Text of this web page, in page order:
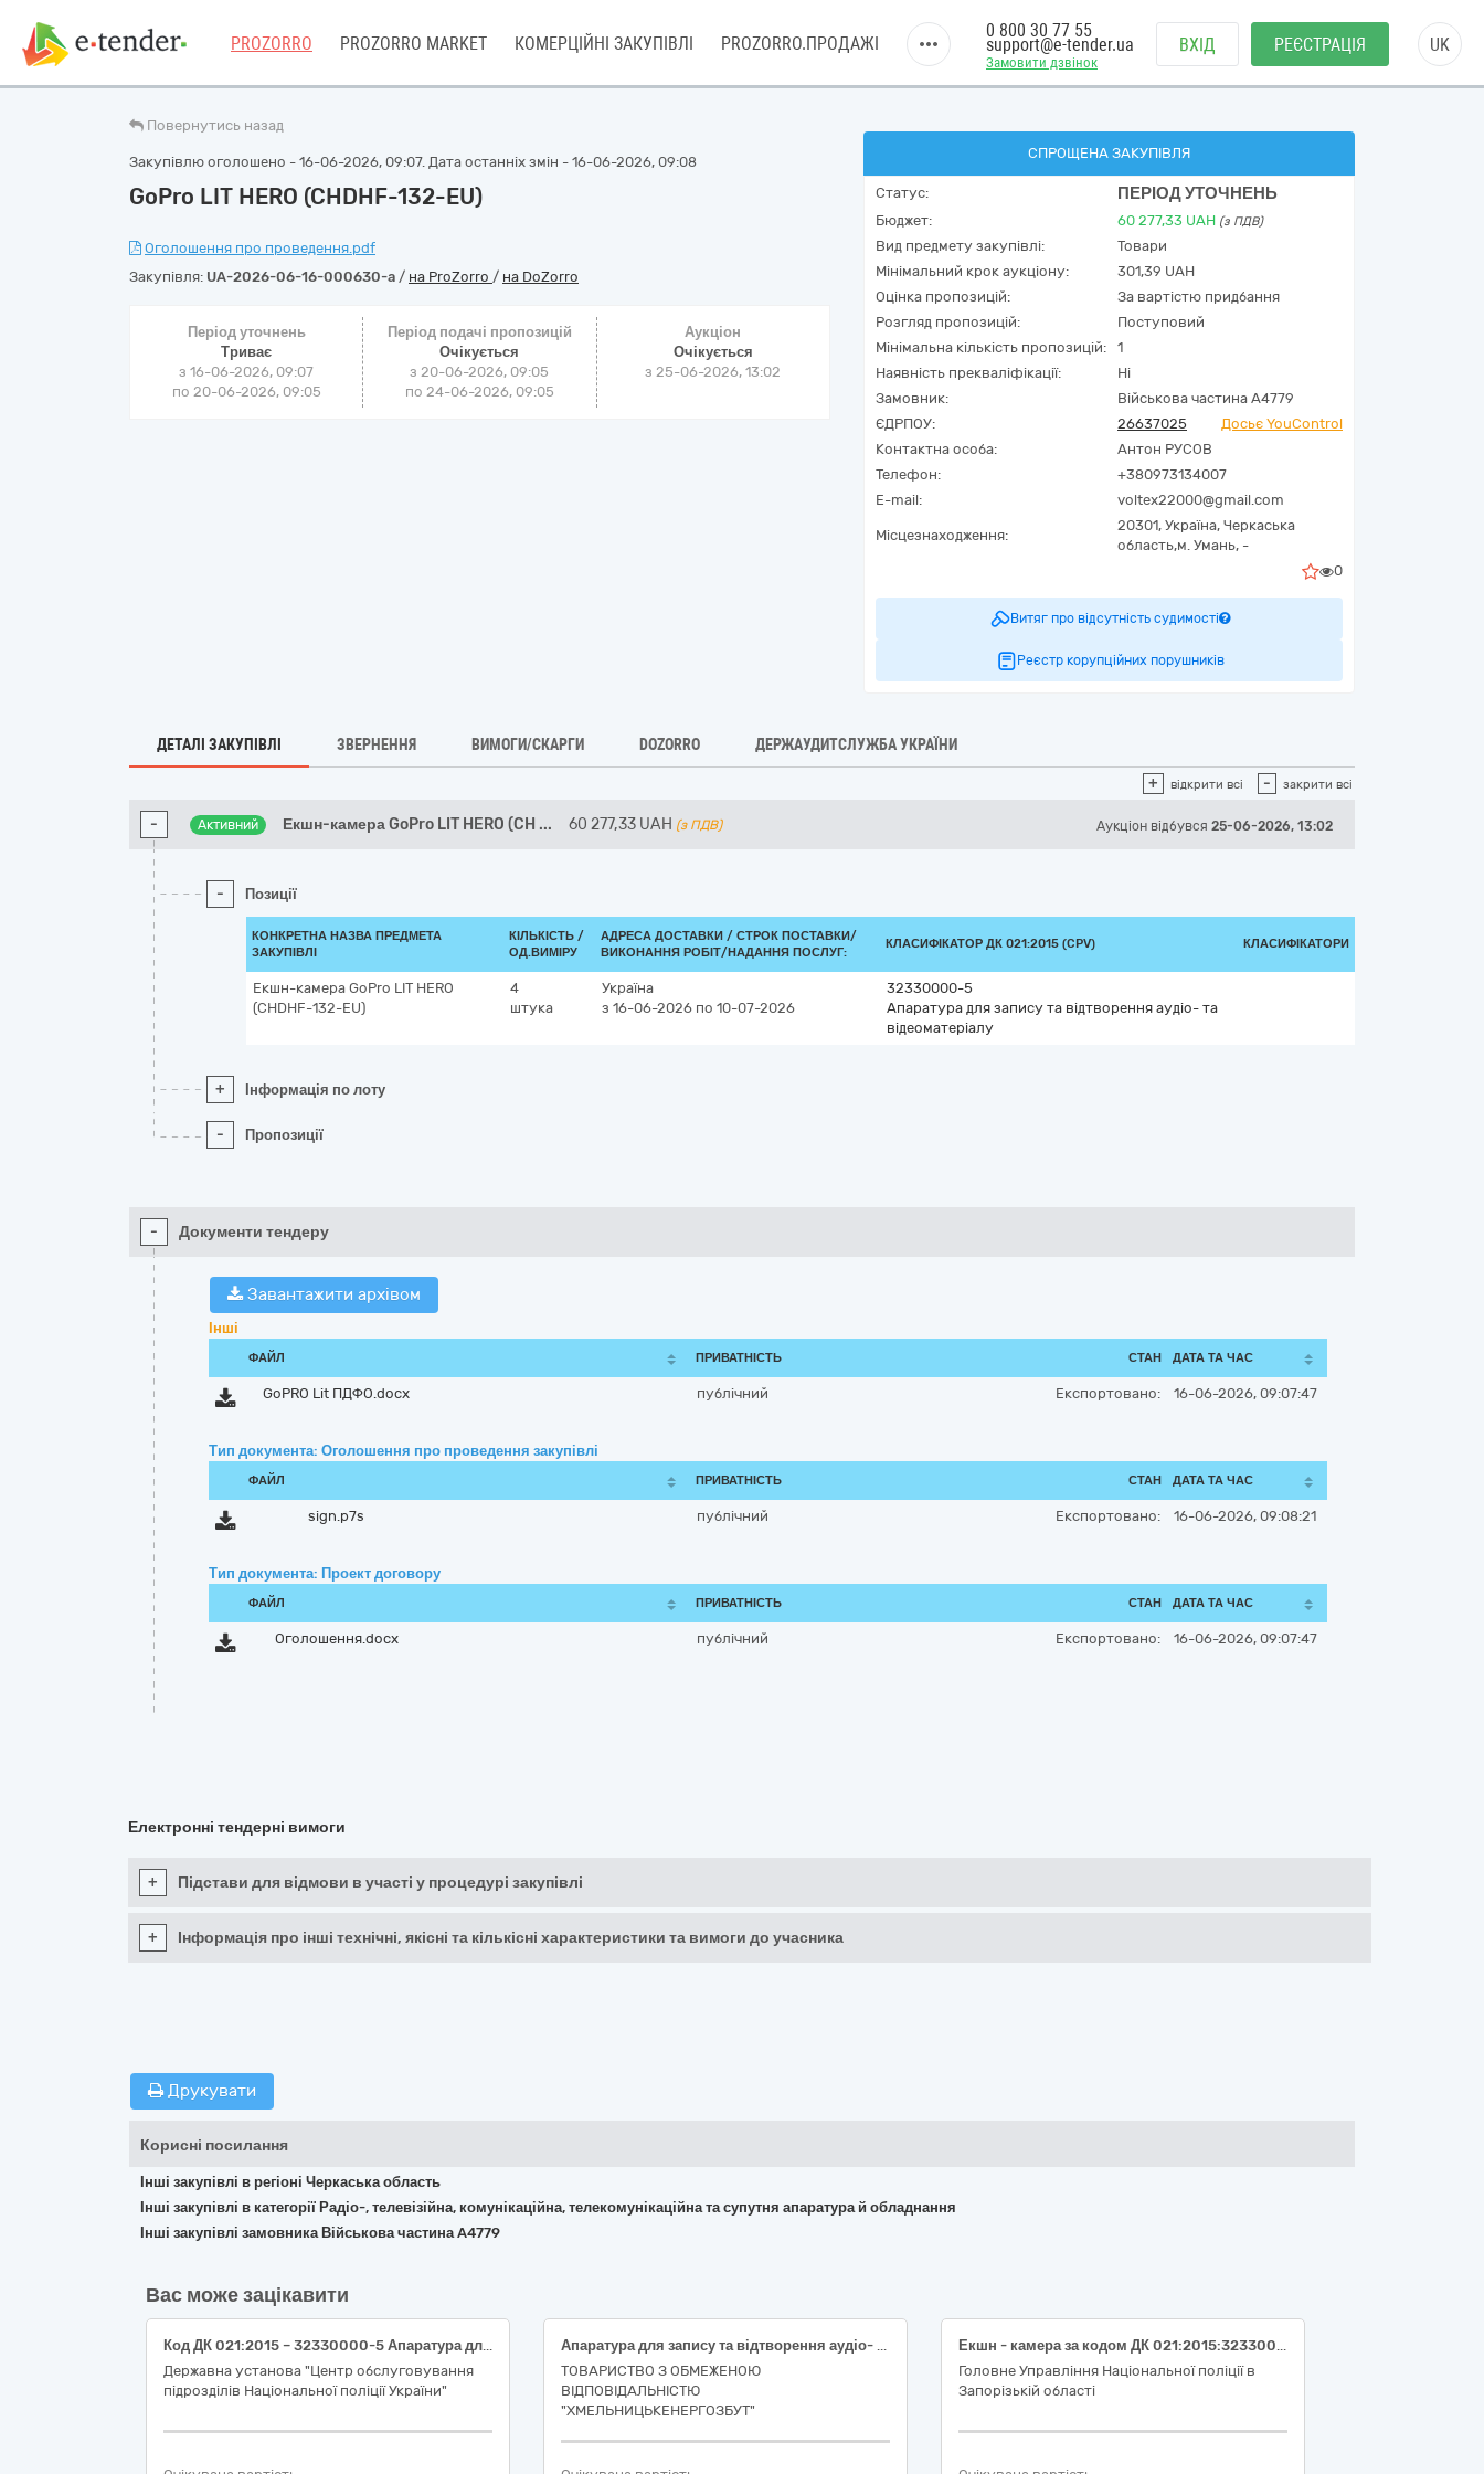
PROZORRO PROZORRO MARKET КОМЕРЦІЙНІ ЗАКУПІВЛІ PROZORRO.ПРОДАЖІ
Замовити дзвінок
0 800 30 77 55
support@e-tender.ua ВХІД РЕЄСТРАЦІЯ UK
Повернутись назад
Закупівлю оголошено - 16-06-2026, 09:07. Дата останніх змін - 16-06-2026, 09:08
GoPro LIT HERO (CHDHF-132-EU)
Оголошення про проведення.pdf
Закупівля: UA-2026-06-16-000630-a / на ProZorro / на DoZorro
Період уточнень
Триває
з 16-06-2026, 09:07
по 20-06-2026, 09:05
Період подачі пропозицій
Очікується
з 20-06-2026, 09:05
по 24-06-2026, 09:05
Аукціон
Очікується
з25-06-2026, 13:02
СПРОЩЕНА ЗАКУПІВЛЯ
Статус: ПЕРІОД УТОЧНЕНЬ
Бюджет: 60 277,33 UAH (з ПДВ)
Вид предмету закупівлі:
Товари
Мінімальний крок аукціону:
301,39 UAH
Оцінка пропозицій:
За вартістю придбання
Розгляд пропозицій:
Поступовий
Мінімальна кількість пропозицій:
1
Наявність прекваліфікації:
Ні
Замовник:
Військова частина A4779
ЄДРПОУ:
26637025
Досьє YouControl
Контактна особа:
Антон РУСОВ
Телефон:
+380973134007
E-mail:
voltex22000@gmail.com
Місцезнаходження:
20301, Україна, Черкаська
область,м. Умань, -
0
Витяг про відсутність судимості
Реєстр корупційних порушників
ДЕТАЛІ ЗАКУПІВЛІ ЗВЕРНЕННЯ ВИМОГИ/СКАРГИ DOZORRO ДЕРЖАУДИТСЛУЖБА УКРАЇНИ
+ відкрити всі - закрити всі
- Активний Екшн-камера GoPro LIT HERO (CH ... 60 277,33 UAH (з ПДВ) Аукціон відбувся 25-06-2026, 13:02
- Позиції
КОНКРЕТНА НАЗВА ПРЕДМЕТА
ЗАКУПІВЛІ
КІЛЬКІСТЬ /
ОД.ВИМІРУ
АДРЕСА ДОСТАВКИ / СТРОК ПОСТАВКИ/
ВИКОНАННЯ РОБІТ/НАДАННЯ ПОСЛУГ:
КЛАСИФІКАТОР ДК 021:2015 (CPV) КЛАСИФІКАТОРИ
Екшн-камера GoPro LIT HERO
(CHDHF-132-EU)
4
штука
Україна
з 16-06-2026 по 10-07-2026
32330000-5
Апаратура для запису та відтворення аудіо- та
відеоматеріалу
+ Інформація по лоту
- Пропозиції
- Документи тендеру
Завантажити архівом
Інші
ФАЙЛ ПРИВАТНІСТЬ СТАН ДАТА ТА ЧАС
GoPRO Lit ПДФО.docx публічний Експортовано: 16-06-2026, 09:07:47
Тип документа: Оголошення про проведення закупівлі
ФАЙЛ ПРИВАТНІСТЬ СТАН ДАТА ТА ЧАС
sign.p7s публічний Експортовано: 16-06-2026, 09:08:21
Тип документа: Проект договору
ФАЙЛ ПРИВАТНІСТЬ СТАН ДАТА ТА ЧАС
Оголошення.docx публічний Експортовано: 16-06-2026, 09:07:47
Електронні тендерні вимоги
+ Підстави для відмови в участі у процедурі закупівлі
+ Інформація про інші технічні, якісні та кількісні характеристики та вимоги до учасника
Друкувати
Корисні посилання
Інші закупівлі в регіоні Черкаська область
Інші закупівлі в категорії Радіо-, телевізійна, комунікаційна, телекомунікаційна та супутня апаратура й обладнання
Інші закупівлі замовника Військова частина A4779
Вас може зацікавити
Код ДК 021:2015 – 32330000-5 Апаратура для запису та відтворення аудіо- та відеоматеріалу (система відеоконференції та зв’язку)
Державна установа "Центр обслуговування
підрозділів Національної поліції України"
Апаратура для запису та відтворення аудіо- та відеоматеріалу (IP-відеокамера 4Mp TVT TD-9544C4(PE/WR1) Full Color f=2.8mm з мікрофоном, IP-відеореєстратор 32-канальний 12Mp TVT TD-3332H2-B2(320-256), Жорсткий диск 3.5″ 8TB 256MB Western Digital Purple WD85PURZ) (та/або еквівалент)
ТОВАРИСТВО З ОБМЕЖЕНОЮ
ВІДПОВІДАЛЬНІСТЮ
"ХМЕЛЬНИЦЬКЕНЕРГОЗБУТ"
Екшн - камера за кодом ДК 021:2015:32330000-5 «Апаратура для запису та відтворення аудіо- та відеоматеріалу»
Головне Управління Національної поліції в
Запорізькій області